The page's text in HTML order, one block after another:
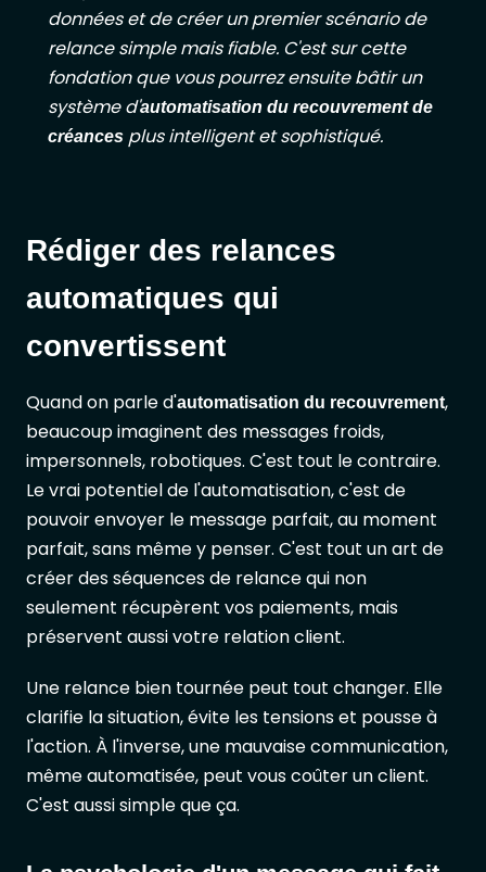
données et de créer un premier scénario de
relance simple mais fiable. C'est sur cette
fondation que vous pourrez ensuite bâtir un
système d'automatisation du recouvrement de
créances plus intelligent et sophistiqué.
Rédiger des relances
automatiques qui
convertissent
Quand on parle d'automatisation du recouvrement,
beaucoup imaginent des messages froids,
impersonnels, robotiques. C'est tout le contraire.
Le vrai potentiel de l'automatisation, c'est de
pouvoir envoyer le message parfait, au moment
parfait, sans même y penser. C'est tout un art de
créer des séquences de relance qui non
seulement récupèrent vos paiements, mais
préservent aussi votre relation client.
Une relance bien tournée peut tout changer. Elle
clarifie la situation, évite les tensions et pousse à
l'action. À l'inverse, une mauvaise communication,
même automatisée, peut vous coûter un client.
C'est aussi simple que ça.